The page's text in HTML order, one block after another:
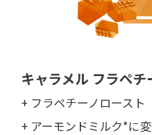
キャラメル フラペチ
+ フラペチーノロースト
+ アーモンドミルク*に